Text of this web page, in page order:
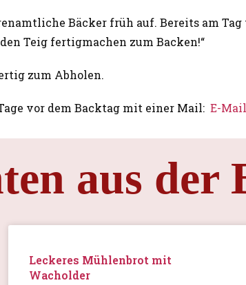
Bäcker früh auf. Bereits am
Teig fertigmachen zum Backen!“
zum Abholen.
vor dem Backtag mit einer Mail: E-
aus der
Leckeres Mühlenbrot mit
Wacholder